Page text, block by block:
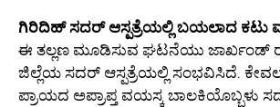
ಗಿರಿದಿಹ್ ಸದರ್ ಆಸ್ಪತ್ರೆಯಲ್ಲಿ ಬಯಲಾದ ಕಟು
ಈ ತಲ್ಲಣ ಮೂಡಿಸುವ ಘಟನೆಯು ಜಾರ್ಖಂಡ್
ಜಿಲ್ಲೆಯ ಸದರ್ ಆಸ್ಪತ್ರೆಯಲ್ಲಿ ಸಂಭವಿಸಿದೆ.
ಪ್ರಾಯದ ಅಪ್ರಾಪ್ತ ವಯಸ್ಕ ಬಾಲಕಿಯೊಬ್ಬಳು